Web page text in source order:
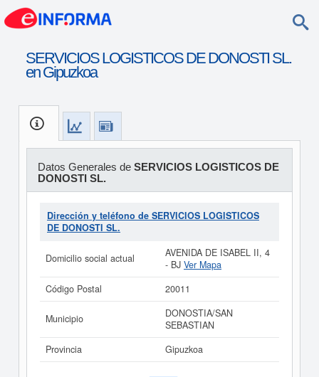
SERVICIOS LOGISTICOS DE DONOSTI SL.
en Gipuzkoa
Datos Generales de SERVICIOS LOGISTICOS DE
DONOSTI SL.
Dirección y teléfono de SERVICIOS LOGISTICOS
DE DONOSTI SL.
Domicilio social actual
AVENIDA DE ISABEL II, 4
- BJ Ver Mapa
Código Postal
20011
Municipio
DONOSTIA/SAN
SEBASTIAN
Provincia
Gipuzkoa